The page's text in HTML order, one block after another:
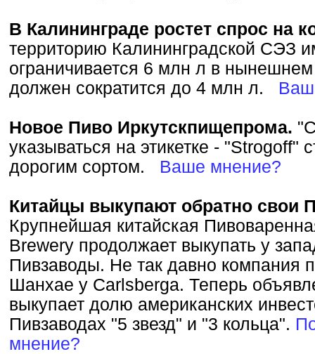
В Калининграде ростет спрос на
территорию Калининградской СЭЗ
ограничивается 6 млн л в нынешнем
должен сократится до 4 млн л.
Новое Пиво Иркутскпищепрома.
указываться на этикетке - "Strogoff"
дорогим сортом. Ваше мнение?
Китайцы выкупают обратно свои
Крупнейшая китайская
Brewery продолжает выкупать у
Пивзаводы. Не так давно компания
Шанхае у Carlsbergа. Теперь
выкупает долю американских
Пивзаводах "5 звезд" и "3 кольца".
мнение?